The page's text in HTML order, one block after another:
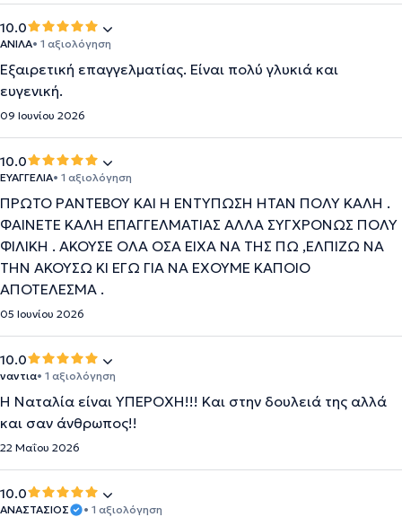
10.0
AΝΙΛΑ• 1 αξιολόγηση
Εξαιρετική επαγγελματίας. Είναι πολύ γλυκιά και
ευγενική.
09 Ιουνίου 2026
10.0
ΕΥΑΓΓΕΛΙΑ• 1 αξιολόγηση
ΠΡΩΤΟ ΡΑΝΤΕΒΟΥ ΚΑΙ Η ΕΝΤΥΠΩΣΗ ΗΤΑΝ ΠΟΛΥ ΚΑΛΗ .
ΦΑΙΝΕΤΕ ΚΑΛΗ ΕΠΑΓΓΕΛΜΑΤΙΑΣ ΑΛΛΑ ΣΥΓΧΡΟΝΩΣ ΠΟΛΥ
ΦΙΛΙΚΗ . ΑΚΟΥΣΕ ΟΛΑ ΟΣΑ ΕΙΧΑ ΝΑ ΤΗΣ ΠΩ ,ΕΛΠΙΖΩ ΝΑ
ΤΗΝ ΑΚΟΥΣΩ ΚΙ ΕΓΩ ΓΙΑ ΝΑ ΕΧΟΥΜΕ ΚΑΠΟΙΟ
ΑΠΟΤΕΛΕΣΜΑ .
05 Ιουνίου 2026
10.0
ναντια• 1 αξιολόγηση
Η Ναταλία είναι ΥΠΕΡΟΧΗ!!! Και στην δουλειά της αλλά
και σαν άνθρωπος!!
22 Μαΐου 2026
10.0
ΑΝΑΣΤΑΣΙΟΣ • 1 αξιολόγηση